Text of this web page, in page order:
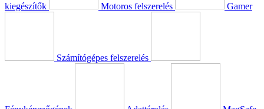
kiegészítők Motoros felszerelés Gamer
Számítógépes felszerelés